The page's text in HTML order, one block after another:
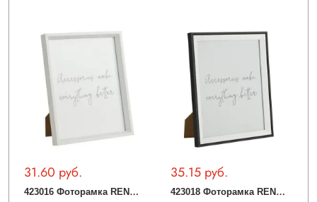
31.60 руб.
4
23016 Фоторамка RENABIE, L214, B25, H264, дерево, стекло, белый
35.15 руб.
4
23018 Фоторамка RENABIE, L230, B18, H280, дерево, стекло, черный, белый